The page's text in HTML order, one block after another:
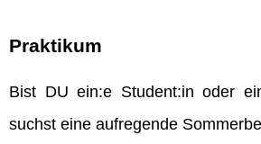
Praktikum
Bist DU ein:e Student:in oder
suchst eine aufregende